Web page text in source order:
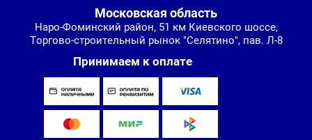
Московская область
Наро-Фоминский район, 51 км Киевского шоссе,
Торгово-строительный рынок "Селятино", пав. Л-8
Принимаем к оплате